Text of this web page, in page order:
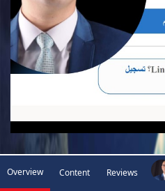
Overview Content Reviews